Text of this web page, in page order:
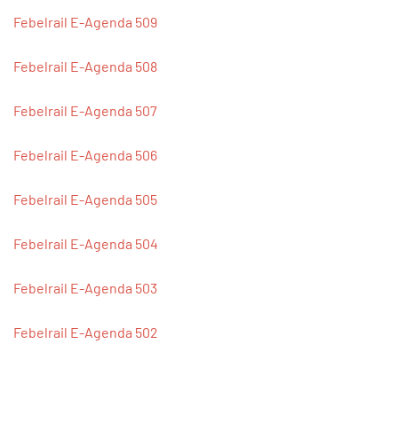
Febelrail E-Agenda 509
Febelrail E-Agenda 508
Febelrail E-Agenda 507
Febelrail E-Agenda 506
Febelrail E-Agenda 505
Febelrail E-Agenda 504
Febelrail E-Agenda 503
Febelrail E-Agenda 502